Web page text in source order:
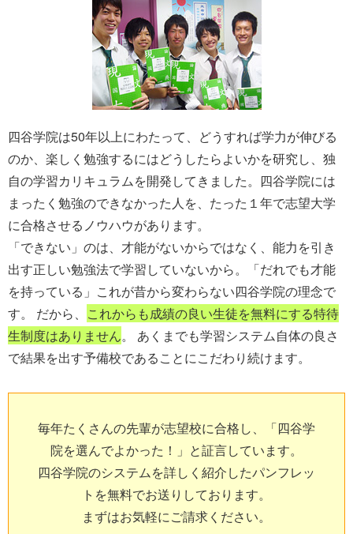
四谷学院は50年以上にわたって、どうすれば学力が伸びる
のか、楽しく勉強するにはどうしたらよいかを研究し、独
自の学習カリキュラムを開発してきました。四谷学院には
まったく勉強のできなかった人を、たった１年で志望大学
に合格させるノウハウがあります。
「できない」のは、才能がないからではなく、能力を引き
出す正しい勉強法で学習していないから。「だれでも才能
を持っている」これが昔から変わらない四谷学院の理念で
す。 だから、 これからも成績の良い生徒を無料にする特待
生制度はありません。 あくまでも学習システム自体の良さ
で結果を出す予備校であることにこだわり続けます。
毎年たくさんの先輩が志望校に合格し、「四谷学
院を選んでよかった！」と証言しています。
四谷学院のシステムを詳しく紹介したパンフレッ
トを無料でお送りしております。
まずはお気軽にご請求ください。